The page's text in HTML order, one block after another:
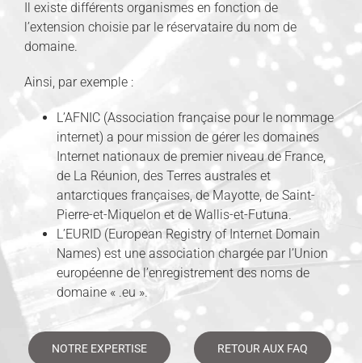
Il existe différents organismes en fonction de
l’extension choisie par le réservataire du nom de
domaine.
Ainsi, par exemple :
L’AFNIC (Association française pour le nommage
internet) a pour mission de gérer les domaines
Internet nationaux de premier niveau de France,
de La Réunion, des Terres australes et
antarctiques françaises, de Mayotte, de Saint-
Pierre-et-Miquelon et de Wallis-et-Futuna.
L’EURID (European Registry of Internet Domain
Names) est une association chargée par l’Union
européenne de l’enregistrement des noms de
domaine « .eu ».
NOTRE EXPERTISE RETOUR AUX FAQ